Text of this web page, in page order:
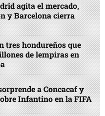
agita el mercado,
y Barcelona cierra
tres hondureños que
de lempiras en
a Concacaf y
Infantino en la FIFA